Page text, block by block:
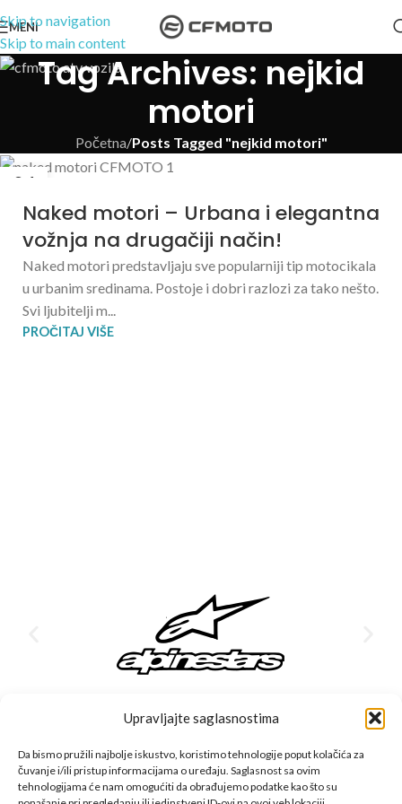
Upravljajte saglasnostima
Da bismo pružili najbolje iskustvo, koristimo tehnologije poput kolačića za
čuvanje i/ili pristup informacijama o uređaju. Saglasnost sa ovim
tehnologijama će nam omogućiti da obrađujemo podatke kao što su
Skip to navigation
Skip to main content
MENI
Tag Archives: nejkid
motori
Početna/Posts Tagged "nejkid motori"
04
Naked motori – Urbana i elegantna
vožnja na drugačiji način!
Naked motori predstavljaju sve popularniji tip motocikala
u urbanim sredinama. Postoje i dobri razlozi za tako nešto.
Svi ljubitelji m...
PROČITAJ VIŠE
CFMOTO proizvodi dizajnirani su za one koji od vozila očekuju